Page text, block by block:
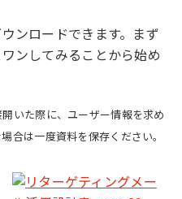
ンロードできます。まず
ンしてみることから始め
いた際に、ユーザー情報を求め
合は一度資料を保存ください。